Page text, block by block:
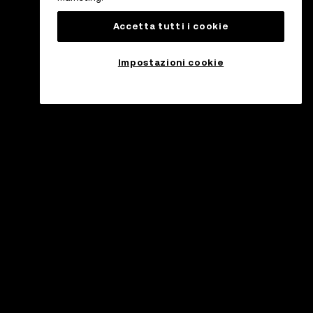
Accetta tutti i cookie
Impostazioni cookie